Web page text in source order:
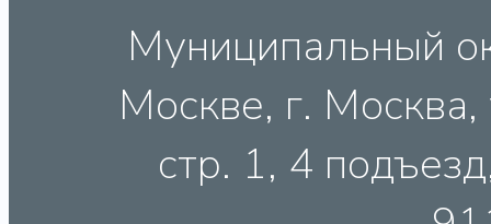
Муниципальный
Москве, г.
стр. 1, 4